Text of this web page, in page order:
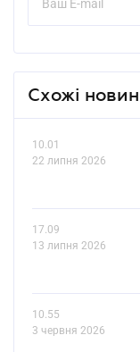
Схожі
10.01
22 липня 2026
17.09
13 липня 2026
10.55
3 червня 2026